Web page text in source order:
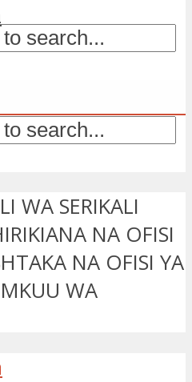
WA SERIKALI
NA OFISI
NA OFISI YA
WA